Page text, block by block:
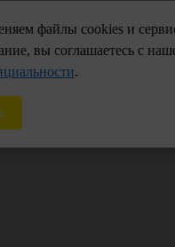
Доп. офисы г.
Советская:+7
+7
файлы cookies и
вы соглашаетесь с
.